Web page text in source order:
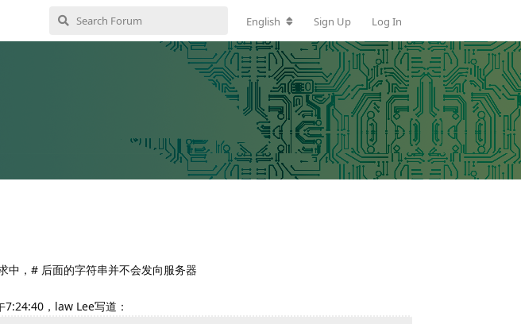
English Sign Up Log In
中，# 后面的字符串并不会发向服务器
，law Lee写道：